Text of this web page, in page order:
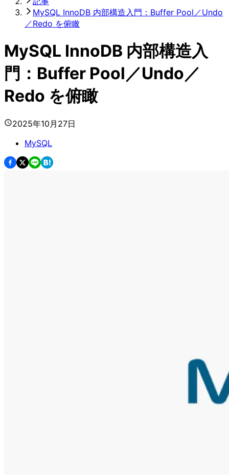
MySQL InnoDB 内部構造入門：Buffer Pool／Undo
／Redo を俯瞰
MySQL InnoDB 内部構造入
門：Buffer Pool／Undo／
Redo を俯瞰
2025年10月27日
MySQL